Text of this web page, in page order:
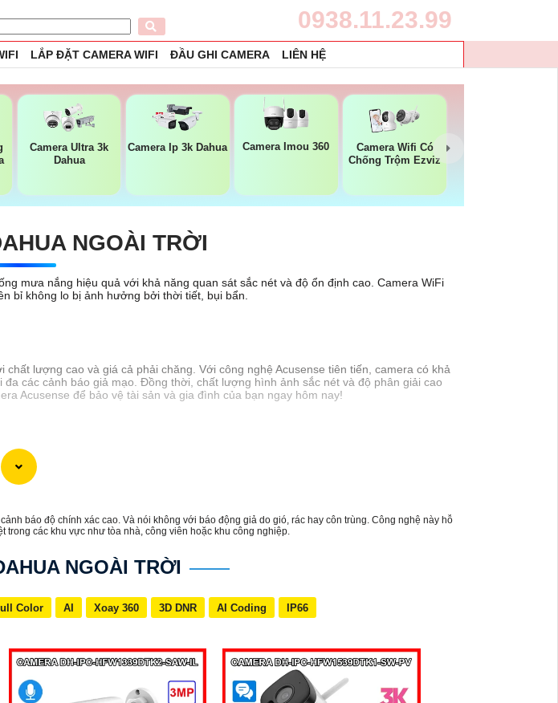
0938.11.23.99
LẮP ĐẶT CAMERA WIFI ĐẦU GHI CAMERA LIÊN HỆ
Camera Ultra 3k
Dahua
Camera Ip 3k Dahua Camera Imou 360
Camera Wifi Có
Chống Trộm Ezviz
NGOÀI TRỜI
mưa nắng hiệu quả với khả năng quan sát sắc nét và độ ổn định cao. Camera WiFi
bỉ không lo bị ảnh hưởng bởi thời tiết, bụi bẩn.
lượng cao và giá cả phải chăng. Với công nghệ Acusense tiên tiến, camera có khả
các cảnh báo giả mạo. Đồng thời, chất lượng hình ảnh sắc nét và độ phân giải cao
Acusense để bảo vệ tài sản và gia đình của bạn ngay hôm nay!
báo độ chính xác cao. Và nói không với báo động giả do gió, rác hay côn trùng. Công nghệ này hỗ
các khu vực như tòa nhà, công viên hoặc khu công nghiệp.
NGOÀI TRỜI
Color AI Xoay 360 3D DNR AI Coding IP66